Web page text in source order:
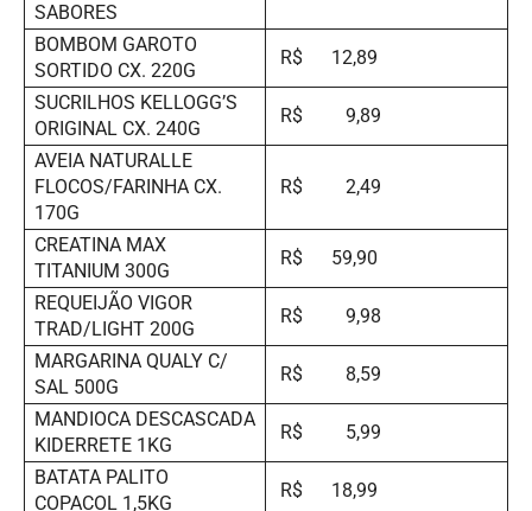
SABORES
BOMBOM GAROTO
SORTIDO CX. 220G
R$ 12,89
SUCRILHOS KELLOGG’S
ORIGINAL CX. 240G
R$ 9,89
AVEIA NATURALLE
FLOCOS/FARINHA CX.
170G
R$ 2,49
CREATINA MAX
TITANIUM 300G
R$ 59,90
REQUEIJÃO VIGOR
TRAD/LIGHT 200G
R$ 9,98
MARGARINA QUALY C/
SAL 500G
R$ 8,59
MANDIOCA DESCASCADA
KIDERRETE 1KG
R$ 5,99
BATATA PALITO
COPACOL 1,5KG
R$ 18,99